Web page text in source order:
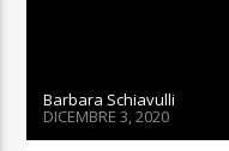
Barbara Schiavulli
DICEMBRE 3, 2020